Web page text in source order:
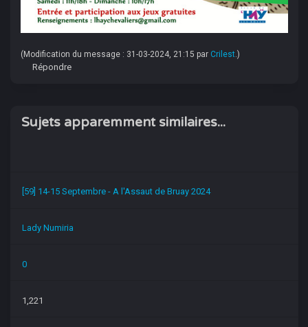
(Modification du message : 31-03-2024, 21:15 par Crilest.)
Répondre
Sujets apparemment similaires...
[59] 14-15 Septembre - A l'Assaut de Bruay 2024
Lady Numiria
0
1,221